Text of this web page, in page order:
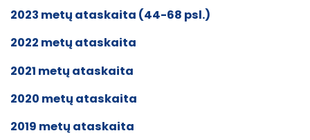
Liaudies dainų ir šokių ansamblis „Dainava“
Veiklos sritys
Finansiniai rinkiniai
Biudžeto vykdymo ataskaitų rinkiniai
2023 metų ataskaita (44-68 psl.)
2022 metų ataskaita
2021 metų ataskaita
2020 metų ataskaita
2019 metų ataskaita